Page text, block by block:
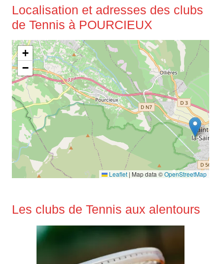
Localisation et adresses des clubs
de Tennis à POURCIEUX
+
−
Leaflet | Map data ©OpenStreetMap
Les clubs de Tennis aux alentours